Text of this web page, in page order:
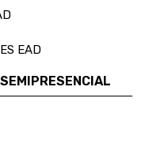
EAD